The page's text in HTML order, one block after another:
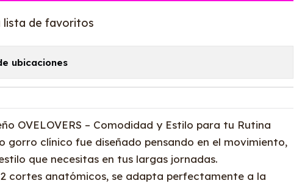
lista de favoritos
ubicaciones
OVELOVERS – Comodidad y Estilo para tu Rutina
gorro clínico fue diseñado pensando en el movimiento,
que necesitas en tus largas jornadas.
cortes anatómicos, se adapta perfectamente a la